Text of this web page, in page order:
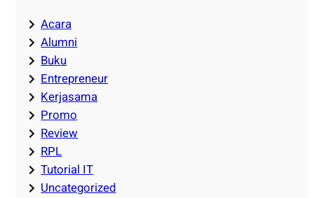
Acara
Alumni
Buku
Entrepreneur
Kerjasama
Promo
Review
RPL
Tutorial IT
Uncategorized